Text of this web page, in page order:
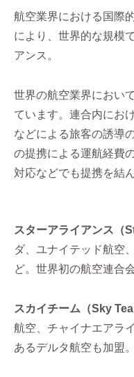
航空業界における国際
により、世界的な規模
アンス。
世界の航空業界におい
ています。連合内にお
などによる旅客の誘導
の提携による運航経費
対応などでも提携を結
スターアライアンス（
ダ、ユナイテッド航空
ど。世界初の航空連合会
スカイチーム（Sky
航空、チャイナエアラ
あるデルタ航空も加盟。